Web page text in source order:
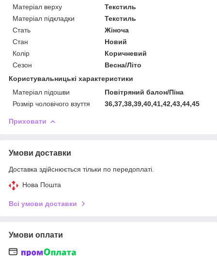
Матеріал верху
Текстиль
Матеріал підкладки
Текстиль
Стать
Жіноча
Стан
Новий
Колір
Коричневий
Сезон
Весна/Літо
Користувальницькі характеристики
Матеріал підошви
Повітряний балон/Піна
Розмір чоловічого взуття
36,37,38,39,40,41,42,43,44,45
Приховати
Умови доставки
Доставка здійснюється тільки по передоплаті.
Нова Пошта
Всі умови доставки
Умови оплати